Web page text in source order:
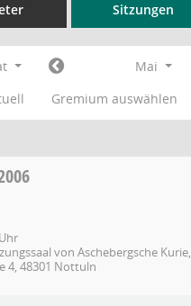
Sitzungen
Mai
Gremium auswählen
von Aschebergsche Kurie,
4, 48301 Nottuln